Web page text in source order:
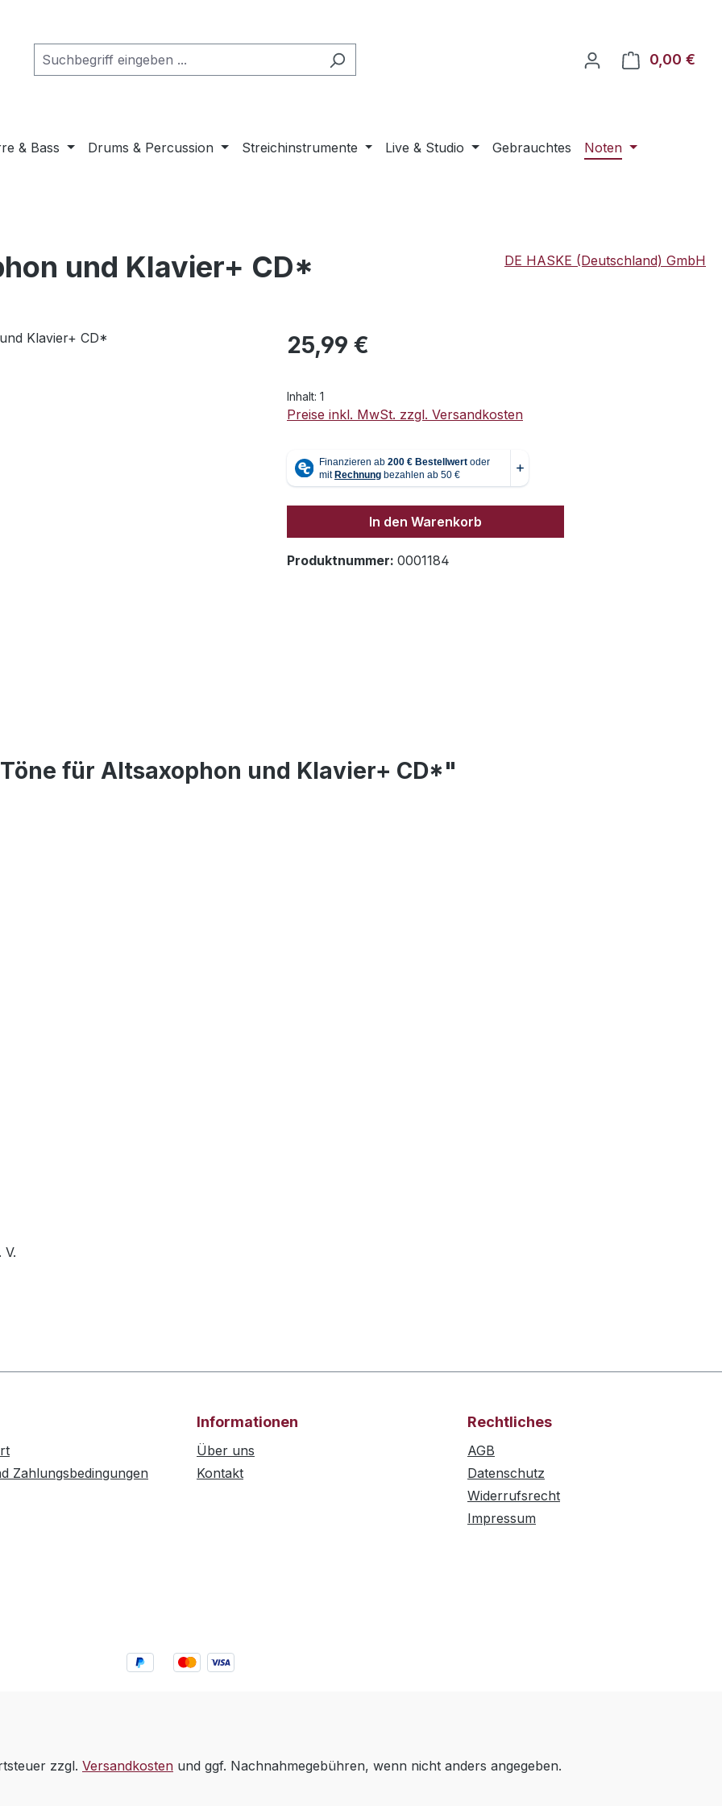
0,00 €
& Bass Drums & Percussion Streichinstrumente Live & Studio Gebrauchtes
Noten
und Klavier+ CD* DE HASKE (Deutschland) GmbH
Regulärer Preis:
25,99 €
Inhalt: 1
Preise inkl. MwSt. zzgl. Versandkosten
In den Warenkorb
Produktnummer: 0001184
für Altsaxophon und Klavier+ CD*"
Zahlungsbedingungen
Informationen
Über uns
Kontakt
Rechtliches
AGB
Datenschutz
Widerrufsrecht
Impressum
zzgl. Versandkosten und ggf. Nachnahmegebühren, wenn nicht anders angegeben.